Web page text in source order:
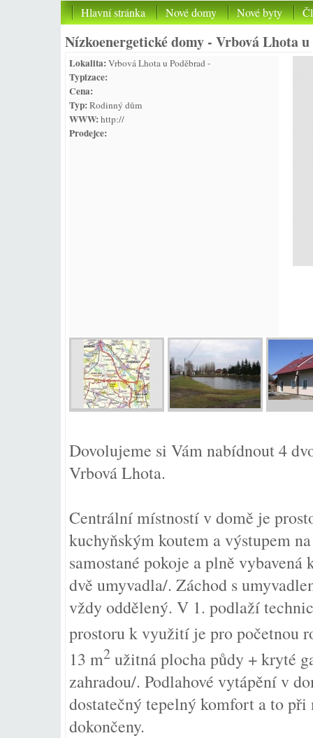
Hlavní stránka Nové domy Nové byty
Nízkoenergetické domy - Vrbová Lhota
Lokalita:Vrbová Lhota u Poděbrad -
Typizace:
Cena:
Typ:Rodinný dům
WWW:http://
Prodejce:
Dovolujeme si Vám nabídnout 4
Vrbová Lhota.
Centrální místností v domě je
kuchyňským koutem a výstupem
samostané pokoje a plně
dvě umyvadla/. Záchod s
vždy oddělený. V 1. podlaží
prostoru k využití je pro početnou
13 m2 užitná plocha půdy + kryté
zahradou/. Podlahové vytápění v
dostatečný tepelný komfort a to
dokončeny.